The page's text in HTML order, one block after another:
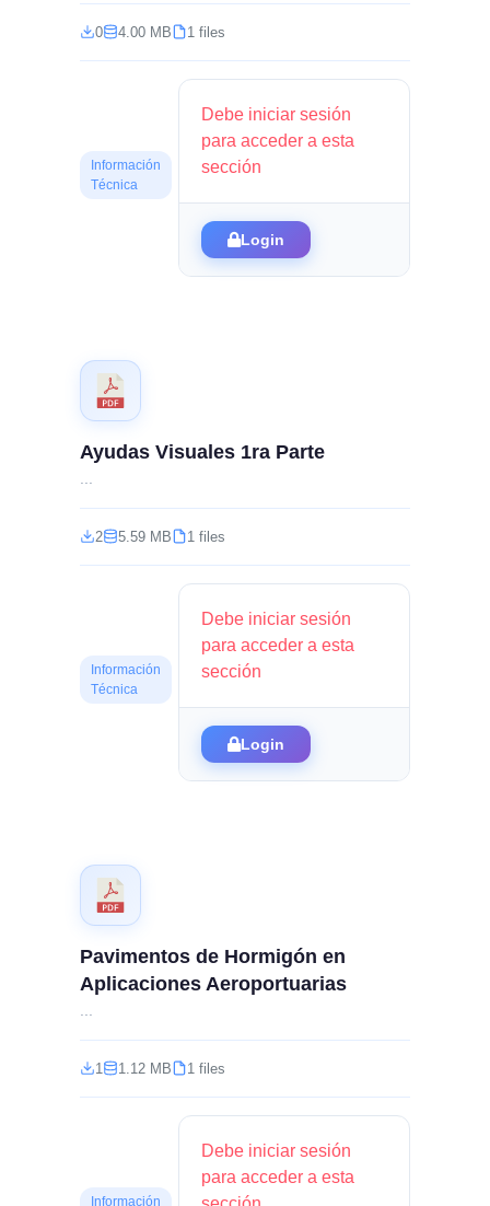
0 4.00 MB 1 files
Información
Técnica
Debe iniciar sesión
para acceder a esta
sección
Login
Ayudas Visuales 1ra Parte
2 5.59 MB 1 files
Información
Técnica
Debe iniciar sesión
para acceder a esta
sección
Login
Pavimentos de Hormigón en
Aplicaciones Aeroportuarias
1 1.12 MB 1 files
Información
Debe iniciar sesión
para acceder a esta